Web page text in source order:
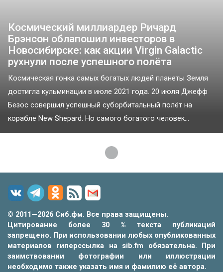
Космический миллиардер Ричард
Брэнсон облапошил инвесторов в
Новосибирске: как акции Virgin Galactic
рухнули после успешного полёта
Космическая гонка самых богатых людей планеты Земля
достигла кульминации в июле 2021 года. 20 июля Джефф
Безос совершил успешный суборбитальный полёт на
корабле New Shepard. Но самого богатого человек...
© 2011—2026 Сиб.фм. Все права защищены.
Цитирование более 30 % текста публикаций
запрещено. При использовании любых опубликованных
материалов гиперссылка на sib.fm обязательна. При
заимствовании фотографии или иллюстрации
необходимо также указать имя и фамилию её автора.